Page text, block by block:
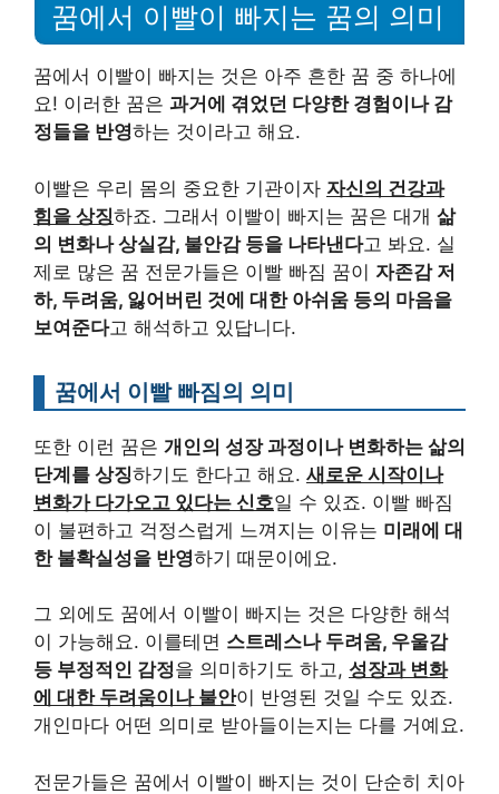
꿈에서 이빨이 빠지는 꿈의 의미
꿈에서 이빨이 빠지는 것은 아주 흔한 꿈 중 하나에
요! 이러한 꿈은 과거에 겪었던 다양한 경험이나 감
정들을 반영하는 것이라고 해요.
이빨은 우리 몸의 중요한 기관이자 자신의 건강과
힘을 상징하죠. 그래서 이빨이 빠지는 꿈은 대개 삶
의 변화나 상실감, 불안감 등을 나타낸다고 봐요. 실
제로 많은 꿈 전문가들은 이빨 빠짐 꿈이 자존감 저
하, 두려움, 잃어버린 것에 대한 아쉬움 등의 마음을
보여준다고 해석하고 있답니다.
꿈에서 이빨 빠짐의 의미
또한 이런 꿈은 개인의 성장 과정이나 변화하는 삶의
단계를 상징하기도 한다고 해요. 새로운 시작이나
변화가 다가오고 있다는 신호일 수 있죠. 이빨 빠짐
이 불편하고 걱정스럽게 느껴지는 이유는 미래에 대
한 불확실성을 반영하기 때문이에요.
그 외에도 꿈에서 이빨이 빠지는 것은 다양한 해석
이 가능해요. 이를테면 스트레스나 두려움, 우울감
등 부정적인 감정을 의미하기도 하고, 성장과 변화
에 대한 두려움이나 불안이 반영된 것일 수도 있죠.
개인마다 어떤 의미로 받아들이는지는 다를 거예요.
전문가들은 꿈에서 이빨이 빠지는 것이 단순히 치아